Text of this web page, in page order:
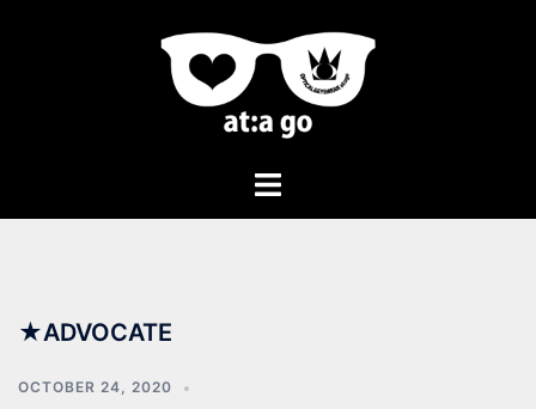
★ADVOCATE
OCTOBER 24, 2020